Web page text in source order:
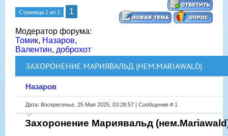
Страница 1 из 1 1
Модератор форума:
Томик, Назаров,
Валентин, доброхот
ЗАХОРОНЕНИЕ МАРИЯВАЛЬД (НЕМ.MARIAWALD)
Назаров
Дата: Воскресенье, 25 Мая 2025, 03:28:57 | Сообщение # 1
Захоронение Мариявальд